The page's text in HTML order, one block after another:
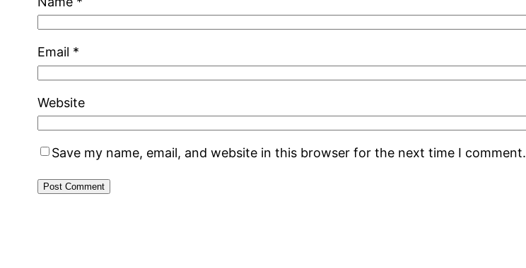
Email *
Website
Save my name, email, and website in this browser for the next time I comment.